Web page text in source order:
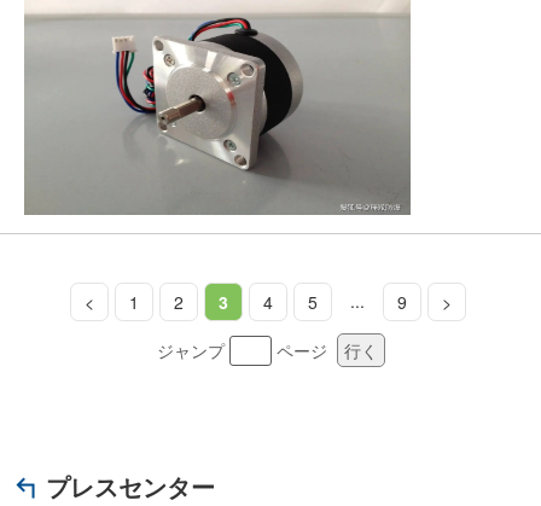
< 1 2 3 4 5 ... 9
>
ジャンプ
ページ 行く
プレスセンター